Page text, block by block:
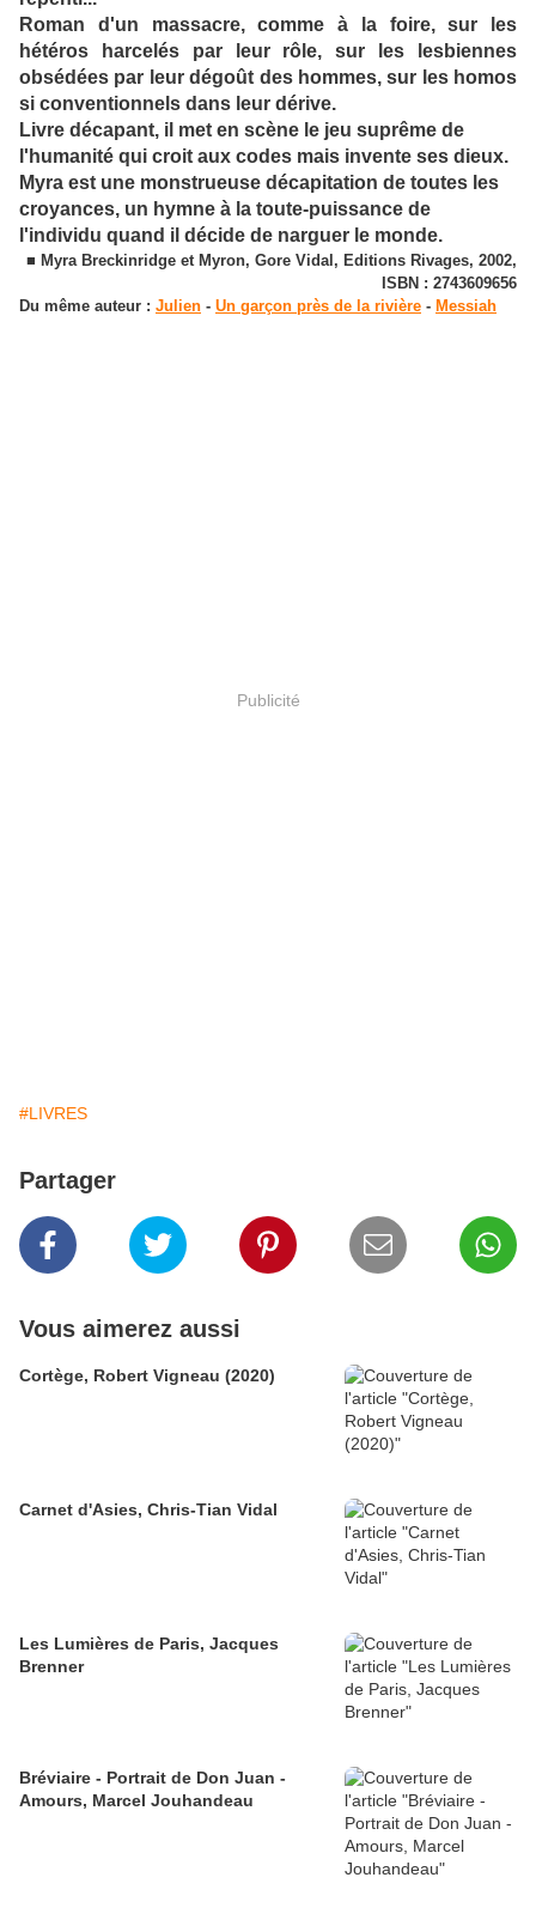
Roman d'un massacre, comme à la foire, sur les
hétéros harcelés par leur rôle, sur les lesbiennes
obsédées par leur dégoût des hommes, sur les homos
si conventionnels dans leur dérive.
Livre décapant, il met en scène le jeu suprême de
l'humanité qui croit aux codes mais invente ses dieux.
Myra est une monstrueuse décapitation de toutes les
croyances, un hymne à la toute-puissance de
l'individu quand il décide de narguer le monde.
■ Myra Breckinridge et Myron, Gore Vidal, Editions Rivages, 2002,
ISBN : 2743609656
Du même auteur : Julien - Un garçon près de la rivière - Messiah
Publicité
#LIVRES
Partager
Vous aimerez aussi
Cortège, Robert Vigneau (2020)
Carnet d'Asies, Chris-Tian Vidal
Les Lumières de Paris, Jacques
Brenner
Bréviaire - Portrait de Don Juan -
Amours, Marcel Jouhandeau